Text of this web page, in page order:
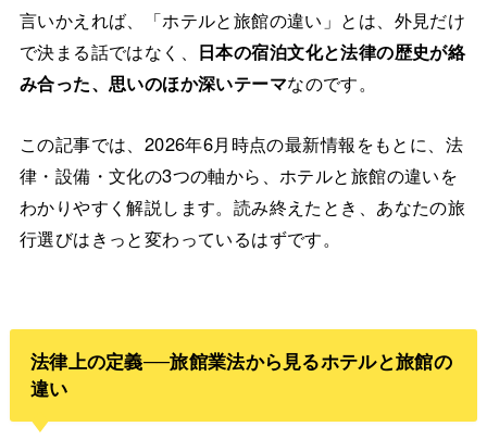
言いかえれば、「ホテルと旅館の違い」とは、外見だけ
で決まる話ではなく、 日本の宿泊文化と法律の歴史が絡
み合った、思いのほか深いテーマなのです。
この記事では、2026年6月時点の最新情報をもとに、法
律・設備・文化の3つの軸から、ホテルと旅館の違いを
わかりやすく解説します。読み終えたとき、あなたの旅
行選びはきっと変わっているはずです。
法律上の定義──旅館業法から見るホテルと旅館の
違い